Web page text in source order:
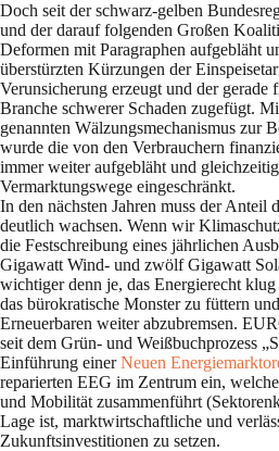
Doch seit der schwarz-gelben
und der darauf folgenden Großen
Deformen mit Paragraphen aufgebläht
überstürzten Kürzungen der
Verunsicherung erzeugt und der gerade
Branche schwerer Schaden zugefügt.
genannten Wälzungsmechanismus zur
wurde die von den Verbrauchern
immer weiter aufgebläht und
Vermarktungswege eingeschränkt.
In den nächsten Jahren muss der Anteil
deutlich wachsen. Wenn wir
die Festschreibung eines jährlichen
Gigawatt Wind- und zwölf Gigawatt
wichtiger denn je, das Energierecht
das bürokratische Monster zu füttern
Erneuerbaren weiter abzubremsen.
seit dem Grün- und Weißbuchprozess
Einführung einerNeuen
reparierten EEG im Zentrum ein,
und Mobilität zusammenführt
Lage ist, marktwirtschaftliche und
Zukunftsinvestitionen zu setzen.